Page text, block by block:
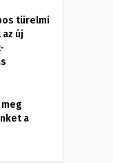
türelmi
új
a